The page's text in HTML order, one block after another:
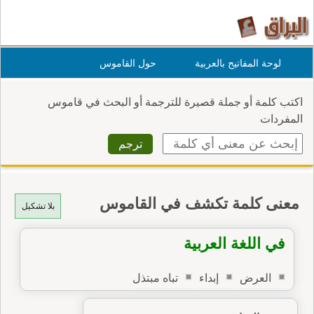
لوحة المفاتيح بالعربية حول القاموس
اكتب كلمة أو جملة قصيرة للترجمة أو البحث في قاموس
المفردات
بلا تشكيل معنى كلمة تكشف في القاموس
في اللغة العربية
العرض إبداء تباه مبتذل